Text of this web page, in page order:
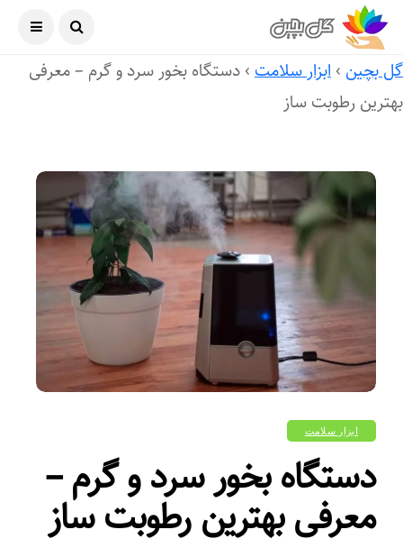
آگوست ۷, ۲۰۲۶
بچین›ابزار سلامت›دستگاه بخور سرد و گرم – معرفی
رطوبت ساز
ابزار سلامت
دستگاه بخور سرد و گرم –
معرفی بهترین رطوبت ساز